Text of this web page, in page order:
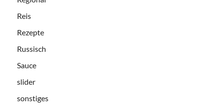
Reis
Rezepte
Russisch
Sauce
slider
sonstiges